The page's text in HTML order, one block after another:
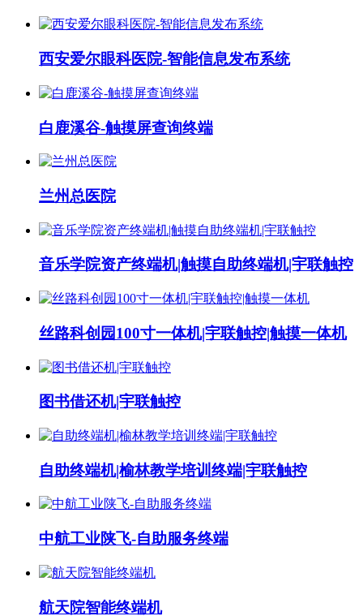
西安爱尔眼科医院-智能信息发布系统
白鹿溪谷-触摸屏查询终端
兰州总医院
音乐学院资产终端机|触摸自助终端机|宇联触控
丝路科创园100寸一体机|宇联触控|触摸一体机
图书借还机|宇联触控
自助终端机|榆林教学培训终端|宇联触控
中航工业陕飞-自助服务终端
航天院智能终端机